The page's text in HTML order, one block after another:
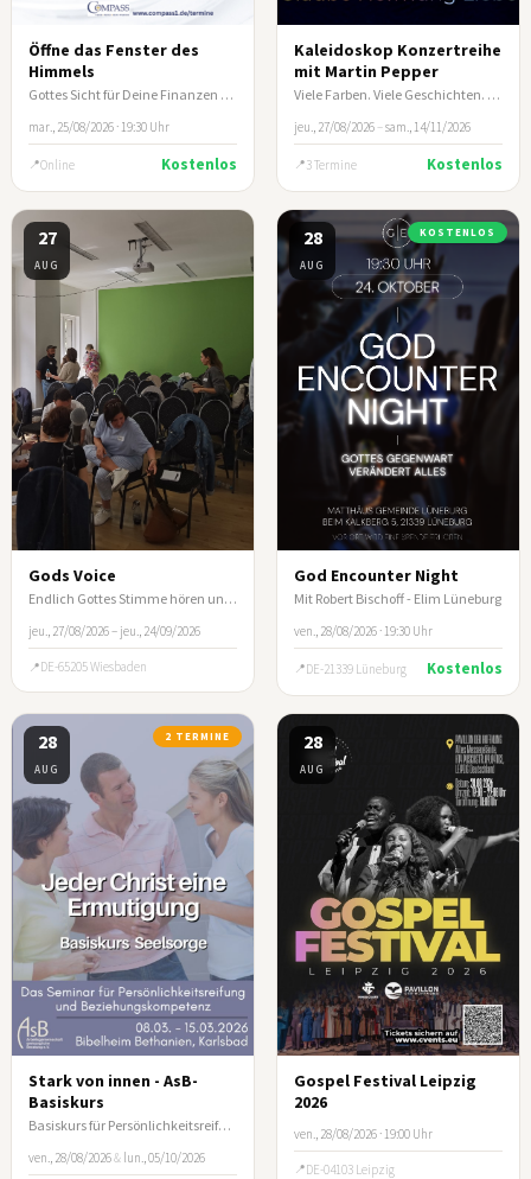
Öffne das Fenster des
Himmels
Gottes Sicht für Deine Finanzen - Online-Infoabend COMPASS e.V.
mar., 25/08/2026 · 19:30 Uhr
Online Kostenlos
Kaleidoskop Konzertreihe
mit Martin Pepper
Viele Farben. Viele Geschichten. Ein Abend, der berührt.
jeu., 27/08/2026 –sam., 14/11/2026
3 Termine Kostenlos
27
AUG
Gods Voice
Endlich Gottes Stimme hören und nicht mehr spekulieren
jeu., 27/08/2026 – jeu., 24/09/2026
DE-65205 Wiesbaden
28
AUG
KOSTENLOS
God Encounter Night
Mit Robert Bischoff - Elim Lüneburg
ven., 28/08/2026 · 19:30 Uhr
DE-21339 Lüneburg Kostenlos
28
AUG
2 TERMINE
Stark von innen - AsB-
Basiskurs
Basiskurs für Persönlichkeitsreifung und Beziehungskompetenz
ven., 28/08/2026& lun., 05/10/2026
28
AUG
Gospel Festival Leipzig
2026
ven., 28/08/2026 · 19:00 Uhr
DE-04103 Leipzig